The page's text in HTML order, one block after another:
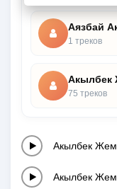
Аязбай
1 треков
Акылбек
75 треков
Акылбек
Акылбек